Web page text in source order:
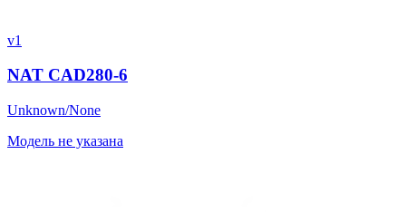
v1
NAT CAD280-6
Unknown/None
Модель не указана